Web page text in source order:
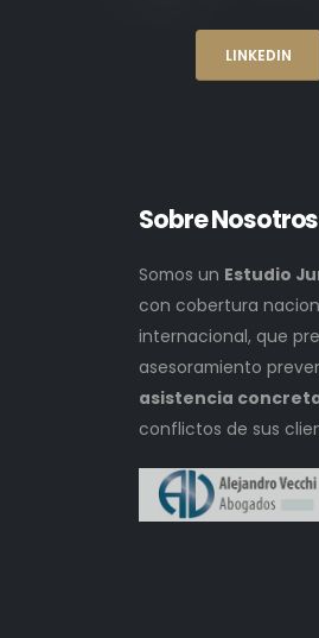
LINKEDIN
Sobre Nosotros
Somos un Estudio
con cobertura
internacional, que
asesoramiento
asistencia
conflictos de sus